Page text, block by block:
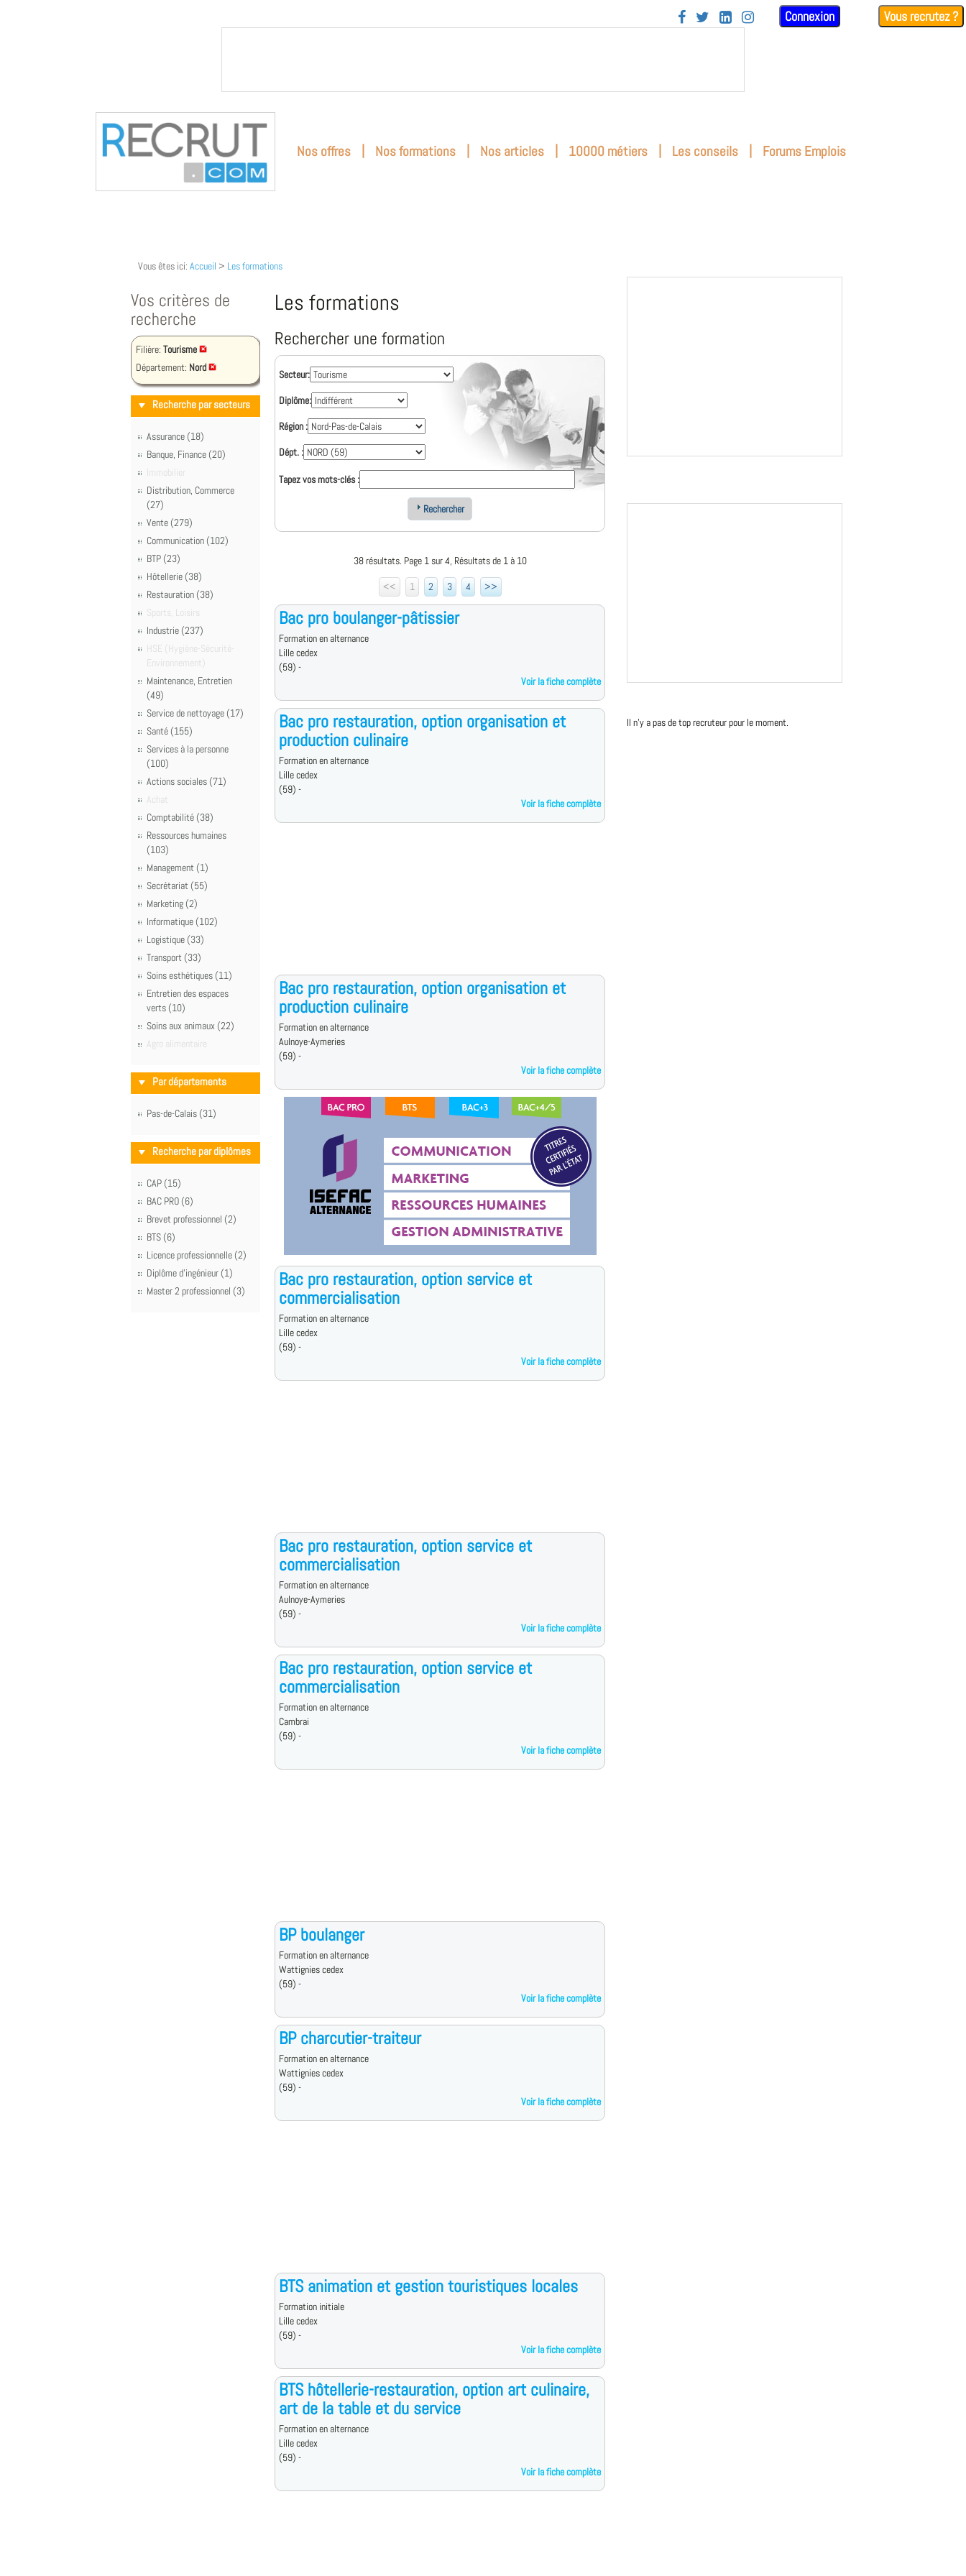
    Connexion Vous recrutez ?
Nos offres | Nos formations | Nos articles | 10000 métiers | Les conseils | Forums Emplois
Vous êtes ici: Accueil > Les formations
Vos critères de
recherche
Filière: Tourisme
Département: Nord
Recherche par secteurs
Assurance (18)
Banque, Finance (20)
Immobilier
Distribution, Commerce
(27)
Vente (279)
Communication (102)
BTP (23)
Hôtellerie (38)
Restauration (38)
Sports, Loisirs
Industrie (237)
HSE (Hygiène-Sécurité-
Environnement)
Maintenance, Entretien
(49)
Service de nettoyage (17)
Santé (155)
Services à la personne
(100)
Actions sociales (71)
Achat
Comptabilité (38)
Ressources humaines
(103)
Management (1)
Secrétariat (55)
Marketing (2)
Informatique (102)
Logistique (33)
Transport (33)
Soins esthétiques (11)
Entretien des espaces
verts (10)
Soins aux animaux (22)
Agro alimentaire
Par départements
Pas-de-Calais (31)
Recherche par diplômes
CAP (15)
BAC PRO (6)
Brevet professionnel (2)
BTS (6)
Licence professionnelle (2)
Diplôme d'ingénieur (1)
Master 2 professionnel (3)
Les formations
Rechercher une formation
Secteur:
Diplôme:
Région :
Dépt. :
Tapez vos mots-clés :
Rechercher
38 résultats. Page 1 sur 4, Résultats de 1 à 10
<<
1 2 3 4 >>
Bac pro boulanger-pâtissier
Formation en alternance
Lille cedex
(59) -
Voir la fiche complète
Bac pro restauration, option organisation et
production culinaire
Formation en alternance
Lille cedex
(59) -
Voir la fiche complète
Bac pro restauration, option organisation et
production culinaire
Formation en alternance
Aulnoye-Aymeries
(59) -
Voir la fiche complète
Bac pro restauration, option service et
commercialisation
Formation en alternance
Lille cedex
(59) -
Voir la fiche complète
Bac pro restauration, option service et
commercialisation
Formation en alternance
Aulnoye-Aymeries
(59) -
Voir la fiche complète
Bac pro restauration, option service et
commercialisation
Formation en alternance
Cambrai
(59) -
Voir la fiche complète
BP boulanger
Formation en alternance
Wattignies cedex
(59) -
Voir la fiche complète
BP charcutier-traiteur
Formation en alternance
Wattignies cedex
(59) -
Voir la fiche complète
BTS animation et gestion touristiques locales
Formation initiale
Lille cedex
(59) -
Voir la fiche complète
BTS hôtellerie-restauration, option art culinaire,
art de la table et du service
Formation en alternance
Lille cedex
(59) -
Voir la fiche complète
Il n'y a pas de top recruteur pour le moment.